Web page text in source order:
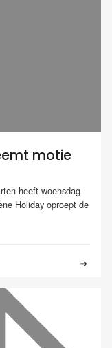
motie
heeft woensdag
Holiday oproept de